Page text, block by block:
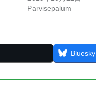
Parvisepalum
Bluesky